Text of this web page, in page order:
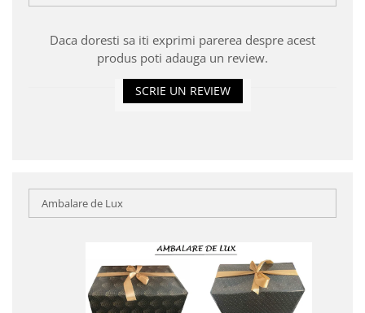
Daca doresti sa iti exprimi parerea despre acest
produs poti adauga un review.
SCRIE UN REVIEW
Ambalare de Lux